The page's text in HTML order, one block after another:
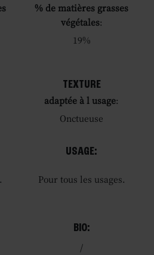
% de matières grasses
végétales:
19%
TEXTURE
adaptée à l usage:
Onctueuse
USAGE:
Pour tous les usages.
BIO:
/